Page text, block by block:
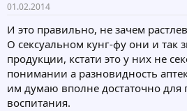
01.02.2014
И это правильно, не зачем
О сексуальном кунг-фу они и так
продукции, кстати это у них не
понимании а разновидность
им думаю вполне достаточно для
воспитания.